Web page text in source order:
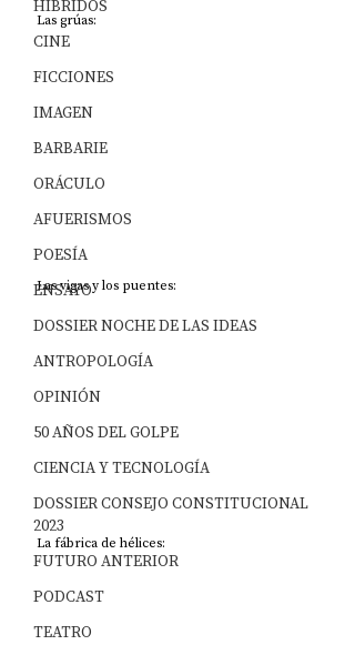
HÍBRIDOS
CINE
FICCIONES
IMAGEN
BARBARIE
ORÁCULO
AFUERISMOS
POESÍA
ENSAYO
DOSSIER NOCHE DE LAS IDEAS
ANTROPOLOGÍA
OPINIÓN
50 AÑOS DEL GOLPE
CIENCIA Y TECNOLOGÍA
DOSSIER CONSEJO CONSTITUCIONAL
2023
FUTURO ANTERIOR
PODCAST
TEATRO
Las grúas:
Las vigas y los puentes:
La fábrica de hélices: